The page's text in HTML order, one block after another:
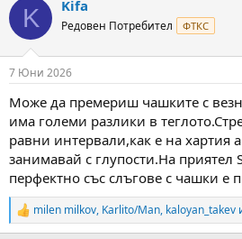
K Kifa
Редовен Потребител ФТКС
7 Юни 2026
Може да премериш чашките с
има големи разлики в
равни интервали,как е на хартия
занимавай с глупости.На приятел
перфектно със слъгове с чашки е
R
e
milen milkov, Karlito/Man, kaloyan_takev